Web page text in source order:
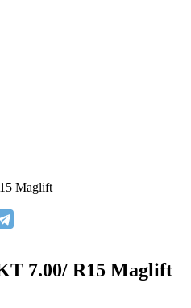
Maglift
7.00/ R15 Maglift